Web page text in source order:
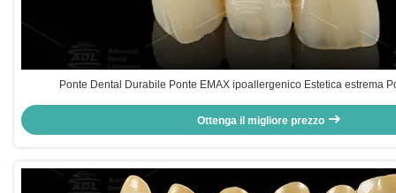
Ponte Dental Durabile Ponte EMAX ipoallergenico Estetica estrema
Ottenga il migliore prezzo